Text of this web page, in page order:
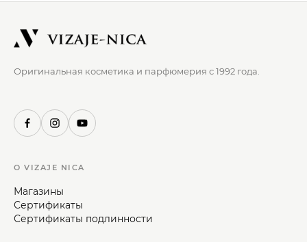
Бренды
Новости
Магазины
Оригинальная косметика и парфюмерия с 1992 года.
О VIZAJE NICA
Магазины
Сертификаты
Сертификаты подлинности